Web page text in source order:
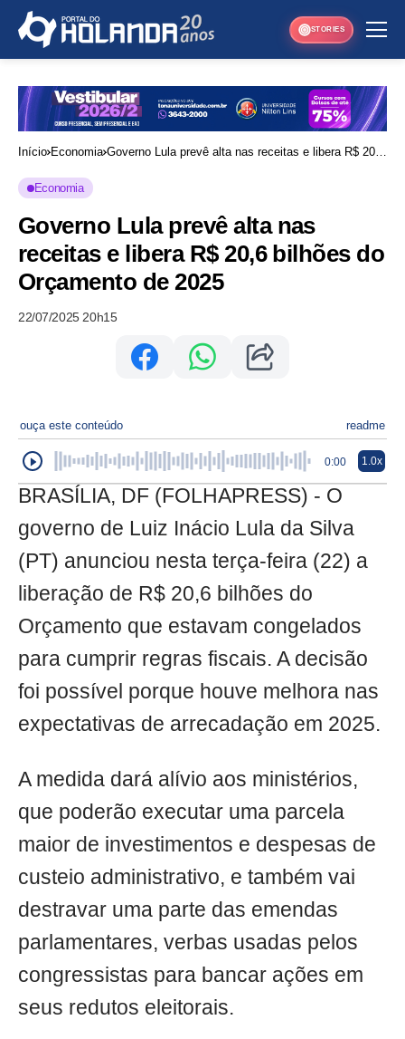
STORIES
Início Economia Governo Lula prevê alta nas receitas e libera R$ 20,6
Economia
Governo Lula prevê alta nas
receitas e libera R$ 20,6 bilhões do
Orçamento de 2025
22/07/2025 20h15
ouça este conteúdo readme
0:00 1.0x
BRASÍLIA, DF (FOLHAPRESS) - O
governo de Luiz Inácio Lula da Silva
(PT) anunciou nesta terça-feira (22) a
liberação de R$ 20,6 bilhões do
Orçamento que estavam congelados
para cumprir regras fiscais. A decisão
foi possível porque houve melhora nas
expectativas de arrecadação em 2025.
A medida dará alívio aos ministérios,
que poderão executar uma parcela
maior de investimentos e despesas de
custeio administrativo, e também vai
destravar uma parte das emendas
parlamentares, verbas usadas pelos
congressistas para bancar ações em
seus redutos eleitorais.